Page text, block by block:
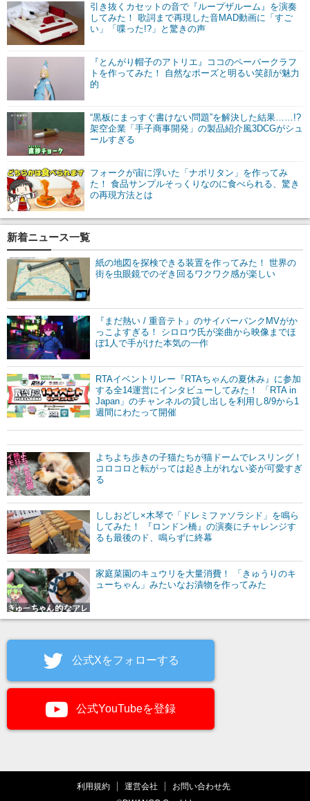
引き抜くカセットの音で『ループザルーム』を演奏
してみた！ 歌詞まで再現した音MAD動画に「すご
い」「喋った!?」と驚きの声
『とんがり帽子のアトリエ』ココのペーパークラフ
トを作ってみた！ 自然なポーズと明るい笑顔が魅力
的
“黒板にまっすぐ書けない問題”を解決した結果……!?
架空企業「手子商事開発」の製品紹介風3DCGがシュ
ールすぎる
フォークが宙に浮いた「ナポリタン」を作ってみ
た！ 食品サンプルそっくりなのに食べられる、驚き
の再現方法とは
新着ニュース一覧
紙の地図を探検できる装置を作ってみた！ 世界の
街を虫眼鏡でのぞき回るワクワク感が楽しい
『まだ熱い / 重音テト』のサイバーパンクMVがか
っこよすぎる！ シロロウ氏が楽曲から映像までほ
ぼ1人で手がけた本気の一作
RTAイベントリレー『RTAちゃんの夏休み』に参加
する全14運営にインタビューしてみた！ 「RTA in
Japan」のチャンネルの貸し出しを利用し8/9から1
週間にわたって開催
よちよち歩きの子猫たちが猫ドームでレスリング！
コロコロと転がっては起き上がれない姿が可愛すぎ
る
ししおどし×木琴で「ドレミファソラシド」を鳴ら
してみた！ 『ロンドン橋』の演奏にチャレンジす
るも最後のド、鳴らずに終幕
家庭菜園のキュウリを大量消費！ 「きゅうりのキ
ューちゃん」みたいなお漬物を作ってみた
公式Xをフォローする
公式YouTubeを登録
利用規約 運営会社
お問い合わせ先